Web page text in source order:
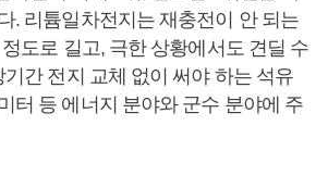
. 리튬일차전지는 재충전이 안 되는
도로 길고, 극한 상황에서도 견딜 수
간 전지 교체 없이 써야 하는 석유
터 등 에너지 분야와 군수 분야에 주